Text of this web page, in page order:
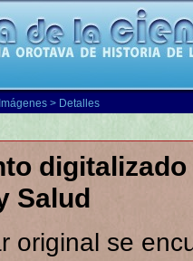
Imágenes > Detalles
Salud
original se